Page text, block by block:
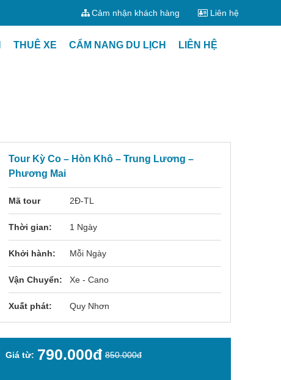
Cảm nhận khách hàng Liên hệ
THUÊ XE CẨM NANG DU LỊCH LIÊN HỆ
Tour Kỳ Co – Hòn Khô – Trung Lương –
Phương Mai
Mã tour 2Đ-TL
Thời gian: 1 Ngày
Khởi hành: Mỗi Ngày
Vận Chuyển: Xe - Cano
Xuất phát: Quy Nhơn
Giá từ: 790.000đ 850.000đ